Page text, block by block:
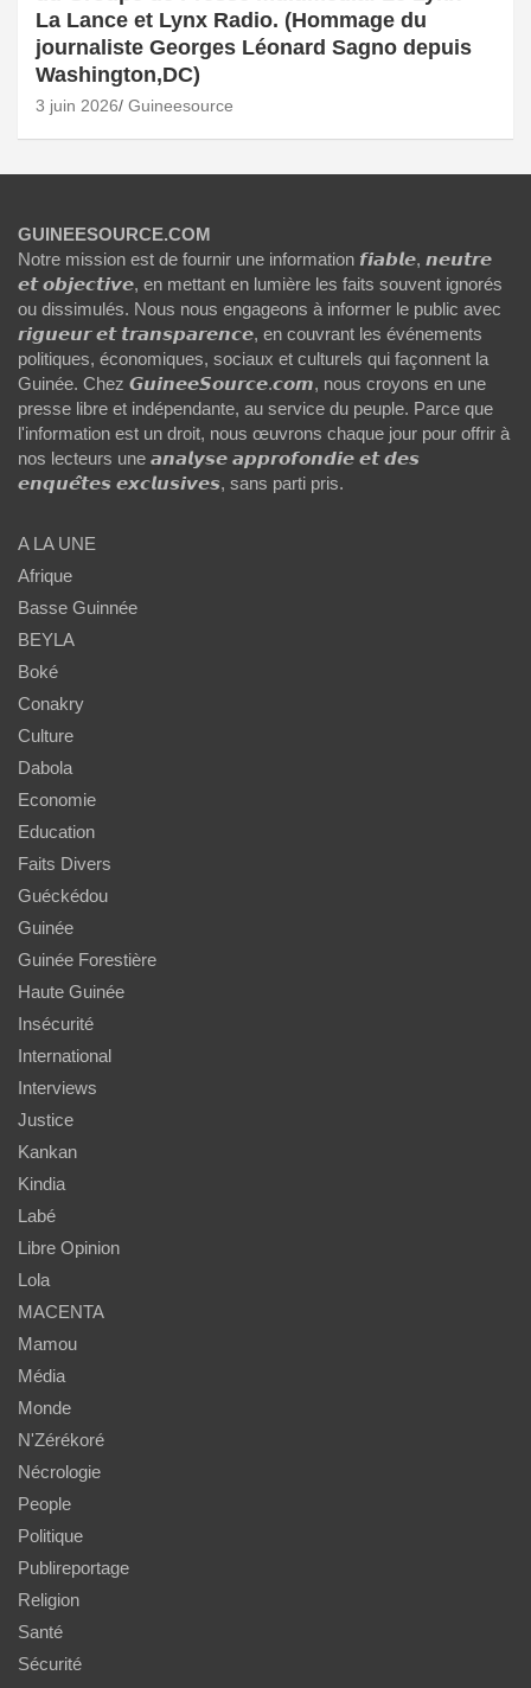
La Lance et Lynx Radio. (Hommage du
journaliste Georges Léonard Sagno depuis
Washington,DC)
3 juin 2026 Guineesource
GUINEESOURCE.COM
Notre mission est de fournir une information 𝙛𝙞𝙖𝙗𝙡𝙚, 𝙣𝙚𝙪𝙩𝙧𝙚
𝙚𝙩 𝙤𝙗𝙟𝙚𝙘𝙩𝙞𝙫𝙚, en mettant en lumière les faits souvent ignorés
ou dissimulés. Nous nous engageons à informer le public avec
𝙧𝙞𝙜𝙪𝙚𝙪𝙧 𝙚𝙩 𝙩𝙧𝙖𝙣𝙨𝙥𝙖𝙧𝙚𝙣𝙘𝙚, en couvrant les événements
politiques, économiques, sociaux et culturels qui façonnent la
Guinée. Chez 𝙂𝙪𝙞𝙣𝙚𝙚𝙎𝙤𝙪𝙧𝙘𝙚.𝙘𝙤𝙢, nous croyons en une
presse libre et indépendante, au service du peuple. Parce que
l'information est un droit, nous œuvrons chaque jour pour offrir à
nos lecteurs une 𝙖𝙣𝙖𝙡𝙮𝙨𝙚 𝙖𝙥𝙥𝙧𝙤𝙛𝙤𝙣𝙙𝙞𝙚 𝙚𝙩 𝙙𝙚𝙨
𝙚𝙣𝙦𝙪𝙚̂𝙩𝙚𝙨 𝙚𝙭𝙘𝙡𝙪𝙨𝙞𝙫𝙚𝙨, sans parti pris.
A LA UNE
Afrique
Basse Guinnée
BEYLA
Boké
Conakry
Culture
Dabola
Economie
Education
Faits Divers
Guéckédou
Guinée
Guinée Forestière
Haute Guinée
Insécurité
International
Interviews
Justice
Kankan
Kindia
Labé
Libre Opinion
Lola
MACENTA
Mamou
Média
Monde
N'Zérékoré
Nécrologie
People
Politique
Publireportage
Religion
Santé
Sécurité